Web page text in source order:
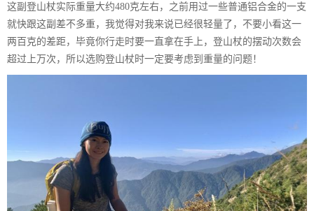
这副登山杖实际重量大约480克左右，之前用过一些普通铝合金的一支
就快跟这副差不多重，我觉得对我来说已经很轻量了，不要小看这一
两百克的差距，毕竟你行走时要一直拿在手上，登山杖的摆动次数会
超过上万次，所以选购登山杖时一定要考虑到重量的问题！